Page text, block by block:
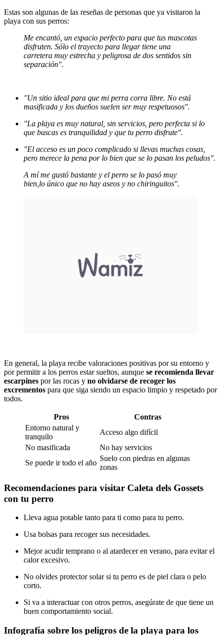
Estas son algunas de las reseñas de personas que ya visitaron la
playa con sus perros:
Me encantó, un espacio perfecto para que tus mascotas
disfruten. Sólo el trayecto para llegar tiene una
carretera muy estrecha y peligrosa de dos sentidos sin
separación".
"Un sitio ideal para que mi perra corra libre. No está
masificada y los dueños suelen ser muy respetuosos".
"La playa es muy natural, sin servicios, pero perfecta si lo
que buscas es tranquilidad y que tu perro disfrute".
"El acceso es un poco complicado si llevas muchas cosas,
pero merece la pena por lo bien que se lo pasan los peludos".
A mí me gustó bastante y el perro se lo pasó muy
bien,lo único que no hay aseos y no chiringuitos".
En general, la playa recibe valoraciones positivas por su entorno y
por permitir a los perros estar sueltos, aunque se recomienda llevar
escarpines por las rocas y no olvidarse de recoger los
excrementos para que siga siendo un espacio limpio y respetado por
todos.
Pros
Contras
Entorno natural y
tranquilo
Acceso algo difícil
No masificada
No hay servicios
Se puede ir todo el año
Suelo con piedras en algunas
zonas
Recomendaciones para visitar Caleta dels Gossets
con tu perro
Lleva agua potable tanto para ti como para tu perro.
Usa bolsas para recoger sus necesidades.
Mejor acudir temprano o al atardecer en verano, para evitar el
calor excesivo.
No olvides protector solar si tu perro es de piel clara o pelo
corto.
Si va a interactuar con otros perros, asegúrate de que tiene un
buen comportamiento social.
Infografía sobre los peligros de la playa para los